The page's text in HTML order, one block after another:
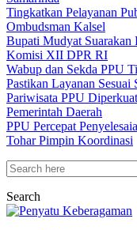
Tingkatkan Pelayanan
Ombudsman Kalsel
Bupati Mudyat Suarakan
Komisi XII DPR RI
Wabup dan Sekda PPU
Pastikan Layanan Sesuai
Pariwisata PPU
Pemerintah Daerah
PPU Percepat
Tohar Pimpin Koordinasi
Search